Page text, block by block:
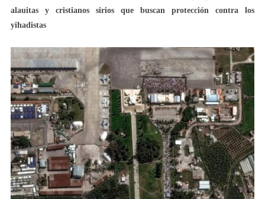
alauitas y cristianos sirios que buscan protección contra los
yihadistas